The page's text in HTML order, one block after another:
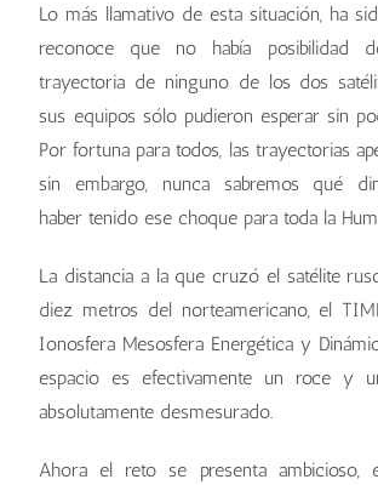
Lo más llamativo de esta situación, ha
reconoce que no había posibilidad
trayectoria de ninguno de los dos
sus equipos sólo pudieron esperar sin
Por fortuna para todos, las trayectorias
sin embargo, nunca sabremos qué
haber tenido ese choque para toda la
La distancia a la que cruzó el satélite
diez metros del norteamericano, el
Ionosfera Mesosfera Energética y
espacio es efectivamente un roce y
absolutamente desmesurado.
Ahora el reto se presenta ambicioso,